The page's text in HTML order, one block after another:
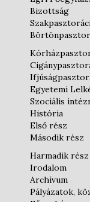
Bizottság
Egyetemi
Szociális
História
Első rész
Második rész
Harmadik rész
Irodalom
Archívum
Pályázatok,